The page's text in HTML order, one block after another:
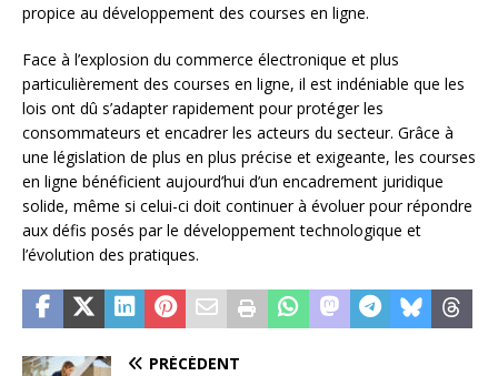
propice au développement des courses en ligne.
Face à l’explosion du commerce électronique et plus
particulièrement des courses en ligne, il est indéniable que les
lois ont dû s’adapter rapidement pour protéger les
consommateurs et encadrer les acteurs du secteur. Grâce à
une législation de plus en plus précise et exigeante, les courses
en ligne bénéficient aujourd’hui d’un encadrement juridique
solide, même si celui-ci doit continuer à évoluer pour répondre
aux défis posés par le développement technologique et
l’évolution des pratiques.
PRÉCÉDENT